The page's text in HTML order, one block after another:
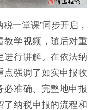
一堂课”同步开启，
教学视频，随后对重
进行讲解。在依法纳
点强调了如实申报收
必准确、完整地申报
了纳税申报的流程和